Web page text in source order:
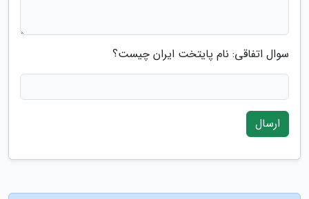
سوال اتفاقی: نام پایتخت ایران چیست؟
ارسال